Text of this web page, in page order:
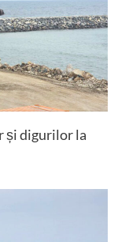
și digurilor la